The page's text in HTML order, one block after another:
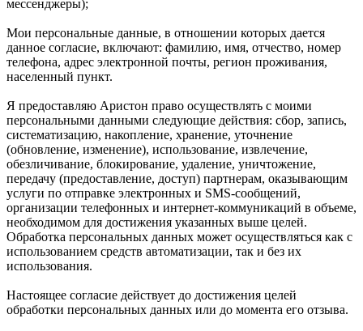
мессенджеры);
Мои персональные данные, в отношении которых дается
данное согласие, включают: фамилию, имя, отчество, номер
телефона, адрес электронной почты, регион проживания,
населенный пункт.
Я предоставляю Аристон право осуществлять с моими
персональными данными следующие действия: сбор, запись,
систематизацию, накопление, хранение, уточнение
(обновление, изменение), использование, извлечение,
обезличивание, блокирование, удаление, уничтожение,
передачу (предоставление, доступ) партнерам, оказывающим
услуги по отправке электронных и SMS‑сообщений,
организации телефонных и интернет‑коммуникаций в объеме,
необходимом для достижения указанных выше целей.
Обработка персональных данных может осуществляться как с
использованием средств автоматизации, так и без их
использования.
Настоящее согласие действует до достижения целей
обработки персональных данных или до момента его отзыва.